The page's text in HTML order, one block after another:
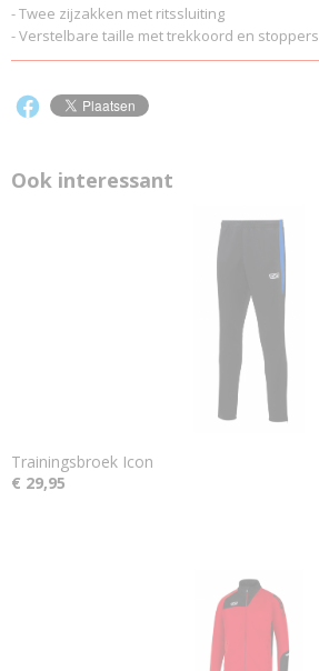
- Twee zijzakken met ritssluiting
- Verstelbare taille met trekkoord en stoppers
Ook interessant
Trainingsbroek Icon
€ 29,95